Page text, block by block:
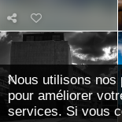
Nous utilisons nos
pour améliorer
services. Si vous